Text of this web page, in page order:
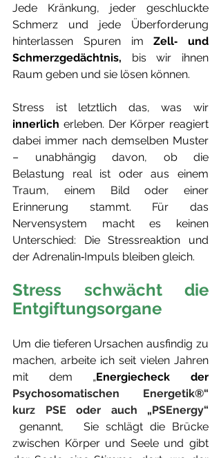
Jede Kränkung, jeder geschluckte
Schmerz und jede Überforderung
hinterlassen Spuren im Zell‑ und
Schmerzgedächtnis, bis wir ihnen
Raum geben und sie lösen können.
innerlich erleben. Der Körper reagiert
dabei immer nach demselben Muster
– unabhängig davon, ob die
Belastung real ist oder aus einem
Traum, einem Bild oder einer
Erinnerung stammt. Für das
Nervensystem macht es keinen
Unterschied: Die Stressreaktion und
der Adrenalin‑Impuls bleiben gleich.
Stress schwächt die
Entgiftungsorgane
Um die tieferen Ursachen ausfindig zu
machen, arbeite ich seit vielen Jahren
mit dem „Energiecheck der
Psychosomatischen Energetik®“
kurz PSE oder auch „PSEnergy“
genannt,   Sie schlägt die Brücke
zwischen Körper und Seele und gibt